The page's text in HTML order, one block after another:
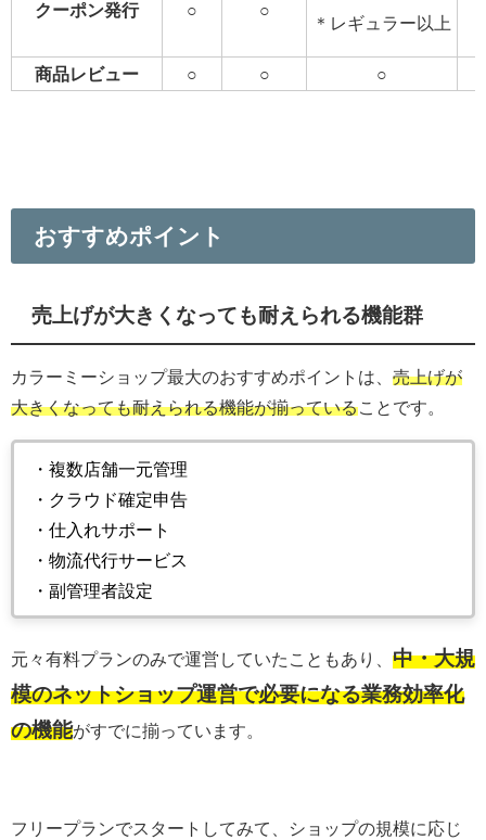
クーポン発行 ○ ○
＊レギュラー以上
商品レビュー ○ ○ ○
おすすめポイント
売上げが大きくなっても耐えられる機能群
カラーミーショップ最大のおすすめポイントは、 売上げが
大きくなっても耐えられる機能が揃っていることです。
・複数店舗一元管理
・クラウド確定申告
・仕入れサポート
・物流代行サービス
・副管理者設定
元々有料プランのみで運営していたこともあり、 中・大規
模のネットショップ運営で必要になる業務効率化
の機能がすでに揃っています。
フリープランでスタートしてみて、ショップの規模に応じ